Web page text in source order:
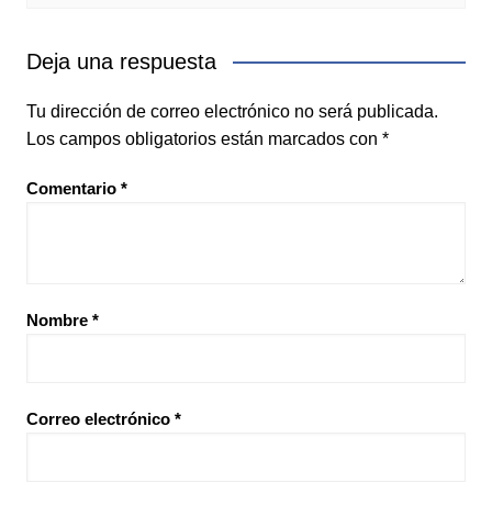
Deja una respuesta
Tu dirección de correo electrónico no será publicada.
Los campos obligatorios están marcados con *
Comentario *
Nombre *
Correo electrónico *